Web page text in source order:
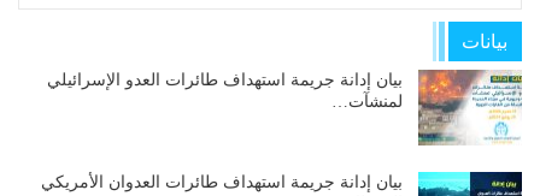
بيانات
بيان إدانة جريمة استهداف طائرات العدو الإسرائيلي
لمنشآت…
بيان إدانة جريمة استهداف طائرات العدوان الأمريكي